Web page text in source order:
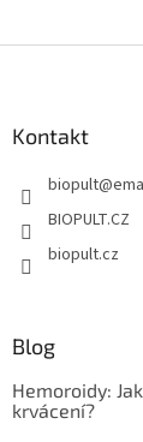
Kontakt
biopult@
BIOPULT.CZ
biopult.cz
Blog
Hemoroidy:
krvácení?